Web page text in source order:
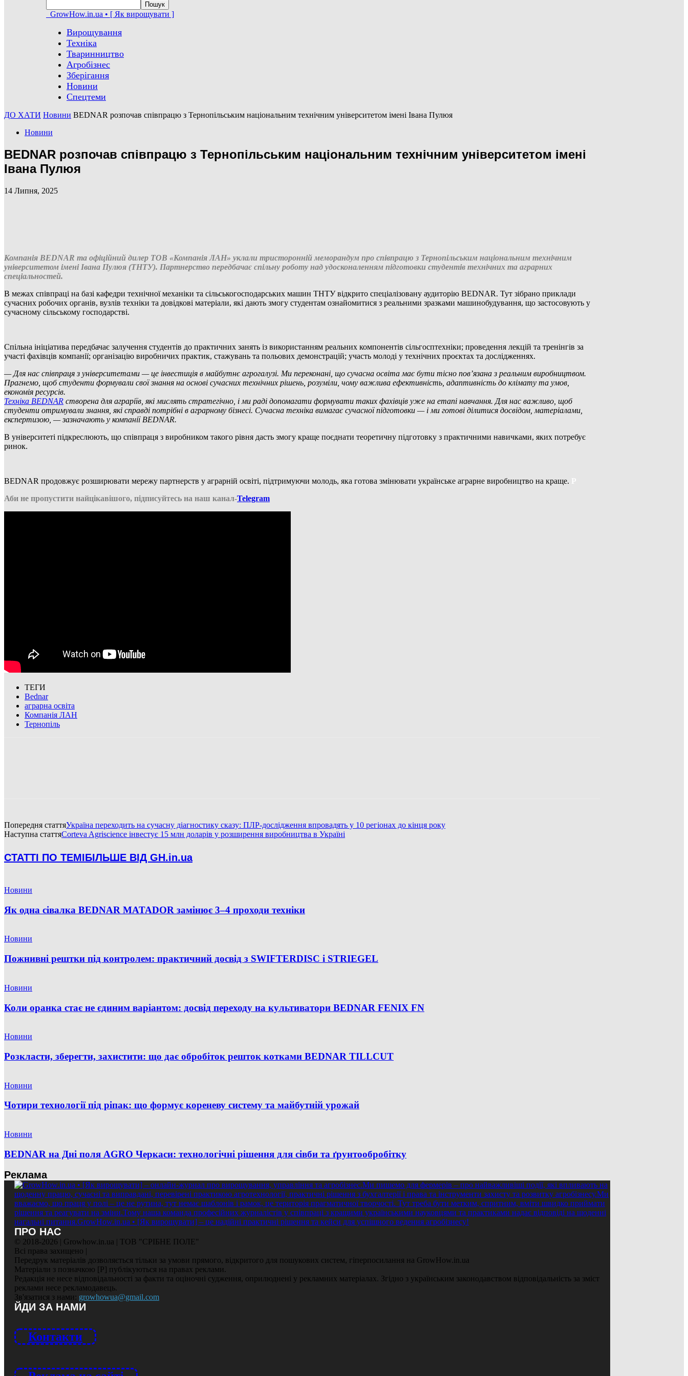
GrowHow.in.ua • [ Як вирощувати ]
Вирощування
Техніка
Тваринництво
Агробізнес
Зберігання
Новини
Спецтеми
ДО ХАТИ Новини BEDNAR розпочав співпрацю з Тернопільським національним технічним університетом імені Івана Пулюя
Новини
BEDNAR розпочав співпрацю з Тернопільським національним технічним університетом імені
Івана Пулюя
14 Липня, 2025
Компанія BEDNAR та офіційний дилер ТОВ «Компанія ЛАН» уклали тристоронній меморандум про співпрацю з Тернопільським національним технічним
університетом імені Івана Пулюя (ТНТУ). Партнерство передбачає спільну роботу над удосконаленням підготовки студентів технічних та аграрних
спеціальностей.
В межах співпраці на базі кафедри технічної механіки та сільськогосподарських машин ТНТУ відкрито спеціалізовану аудиторію BEDNAR. Тут зібрано приклади
сучасних робочих органів, вузлів техніки та довідкові матеріали, які дають змогу студентам ознайомитися з реальними зразками машинобудування, що застосовують у
сучасному сільському господарстві.
Спільна ініціатива передбачає залучення студентів до практичних занять із використанням реальних компонентів сільгосптехніки; проведення лекцій та тренінгів за
участі фахівців компанії; організацію виробничих практик, стажувань та польових демонстрацій; участь молоді у технічних проєктах та дослідженнях.
— Для нас співпраця з університетами — це інвестиція в майбутнє агрогалузі. Ми переконані, що сучасна освіта має бути тісно пов’язана з реальним виробництвом.
Прагнемо, щоб студенти формували свої знання на основі сучасних технічних рішень, розуміли, чому важлива ефективність, адаптивність до клімату та умов,
економія ресурсів.
Техніка BEDNAR створена для аграріїв, які мислять стратегічно, і ми раді допомагати формувати таких фахівців уже на етапі навчання. Для нас важливо, щоб
студенти отримували знання, які справді потрібні в аграрному бізнесі. Сучасна техніка вимагає сучасної підготовки — і ми готові ділитися досвідом, матеріалами,
експертизою, — зазначають у компанії BEDNAR.
В університеті підкреслюють, що співпраця з виробником такого рівня дасть змогу краще поєднати теоретичну підготовку з практичними навичками, яких потребує
ринок.
BEDNAR продовжує розширювати мережу партнерств у аграрній освіті, підтримуючи молодь, яка готова змінювати українське аграрне виробництво на краще. Р
Аби не пропустити найцікавішого, підписуйтесь на наш канал-Telegram
ТЕГИ
Bednar
аграрна освіта
Компанія ЛАН
Тернопіль
Попередня статтяУкраїна переходить на сучасну діагностику сказу: ПЛР-дослідження впровадять у 10 регіонах до кінця року
Наступна статтяCorteva Agriscience інвестує 15 млн доларів у розширення виробництва в Україні
СТАТТІ ПО ТЕМІБІЛЬШЕ ВІД GH.in.ua
Новини
Як одна сівалка BEDNAR MATADOR замінює 3–4 проходи техніки
Новини
Пожнивні рештки під контролем: практичний досвід з SWIFTERDISC і STRIEGEL
Новини
Коли оранка стає не єдиним варіантом: досвід переходу на культиватори BEDNAR FENIX FN
Новини
Розкласти, зберегти, захистити: що дає обробіток решток котками BEDNAR TILLCUT
Новини
Чотири технології під ріпак: що формує кореневу систему та майбутній урожай
Новини
BEDNAR на Дні поля AGRO Черкаси: технологічні рішення для сівби та ґрунтообробітку
Реклама
ПРО НАС
© 2018-2026 | Growhow.in.ua | ТОВ "СРІБНЕ ПОЛЕ"
Всі права захищено |
Передрук матеріалів дозволяється тільки за умови прямого, відкритого для пошукових систем, гіперпосилання на GrowHow.in.ua
Матеріали з позначкою [Р] публікуються на правах реклами.
Редакція не несе відповідальності за факти та оціночні судження, оприлюднені у рекламних матеріалах. Згідно з українським законодавством відповідальність за зміст
реклами несе рекламодавець.
Зв'язатися з нами: growhowua@gmail.com
ЙДИ ЗА НАМИ
Контакти